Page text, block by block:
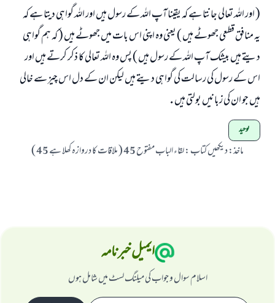
( اور اللہ تعالی جانتا ہے کہ یقینا آپ اللہ کے رسول ہیں اور اللہ گواہی دیتا ہے کہ
یہ منافق قطعی جھوٹے ہیں ) یعنی وہ اپنی اس بات میں جھوٹے ہیں ( کہ ہم گواہی
دیتے ہیں بیشک آپ اللہ کے رسول ہیں ) پس وہ اللہ تعالی کا ذکر کرتے ہیں اور
اس کے رسول کی رسالت کی گواہی دیتے ہیں لیکن ان کے دل اس چیز سے خالی
ہیں جو ان کی زبانیں بولتی ہیں .
توحید
ماخذ:دیکھیں کتاب : لقاء الباب مفتوح 45 ( ملاقات کا دروازہ کھلا ہے 45 )
ایمیل خبرنامہ
اسلام سوال و جواب کی میلنگ لسٹ میں شامل ہوں